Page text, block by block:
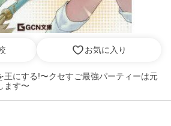
お気に入り
王にする!〜クセすご最強パーティーは元
ます〜